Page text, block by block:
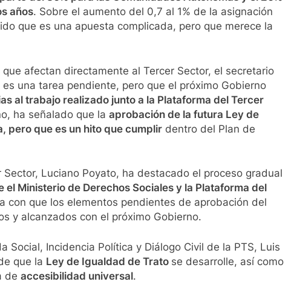
años. Sobre el aumento del 0,7 al 1% de la asignación
que es una apuesta complicada, pero que merece la
que afectan directamente al Tercer Sector, el secretario
una tarea pendiente, pero que el próximo Gobierno
al trabajo realizado junto a la Plataforma del Tercer
ha señalado que la aprobación de la futura Ley de
pero que es un hito que cumplir dentro del Plan de
Luciano Poyato, ha destacado el proceso gradual
Ministerio de Derechos Sociales y la Plataforma del
con que los elementos pendientes de aprobación del
y alcanzados con el próximo Gobierno.
Social, Incidencia Política y Diálogo Civil de la PTS, Luis
que la Ley de Igualdad de Trato se desarrolle, así como
de accesibilidad universal.